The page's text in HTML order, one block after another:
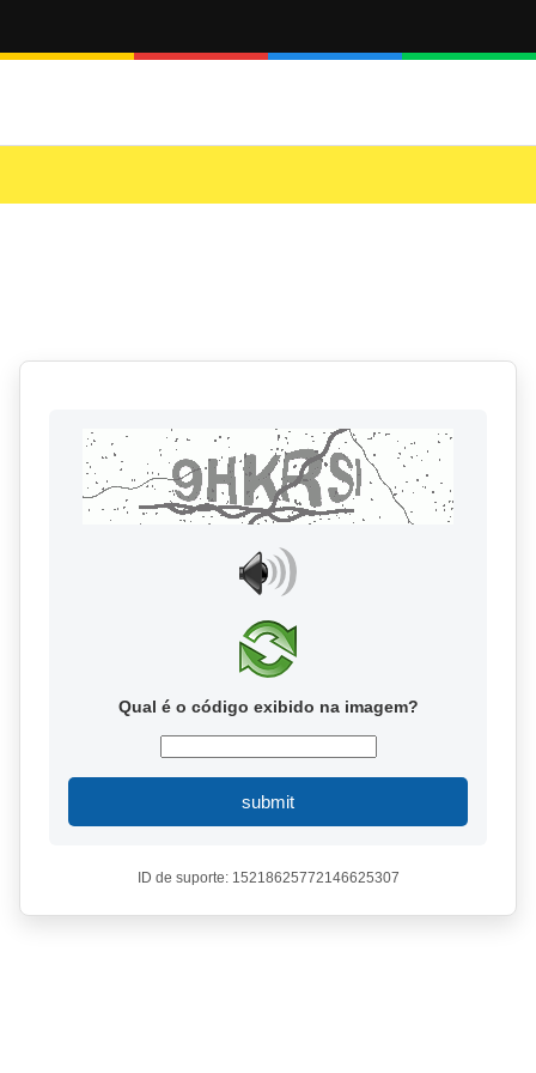
Qual é o código exibido na imagem?
submit
ID de suporte: 15218625772146625307